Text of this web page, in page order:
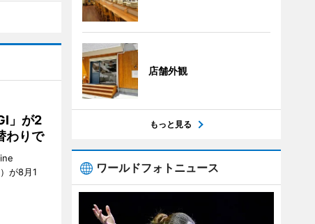
」が2
わりで
が8月1
店舗外観
もっと見る
ワールドフォトニュース